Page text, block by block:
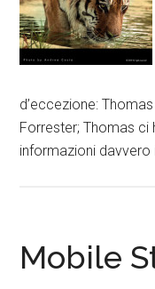
d’eccezione:
Forrester; Thomas ci
informazioni davvero
Mobile